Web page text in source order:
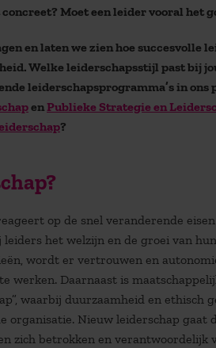
Moet een leider vooral het
en laten we zien hoe succesvolle
Welke leiderschapsstijl past bij
leiderschapsprogramma’s in
enPublieke Strategie en
?
op de snel veranderende
leiders het welzijn en de groei van
wordt er vertrouwen en
werken. Daarnaast is
waarbij duurzaamheid en
organisatie. Nieuw leiderschap
zich betrokken en verantwoordelijk